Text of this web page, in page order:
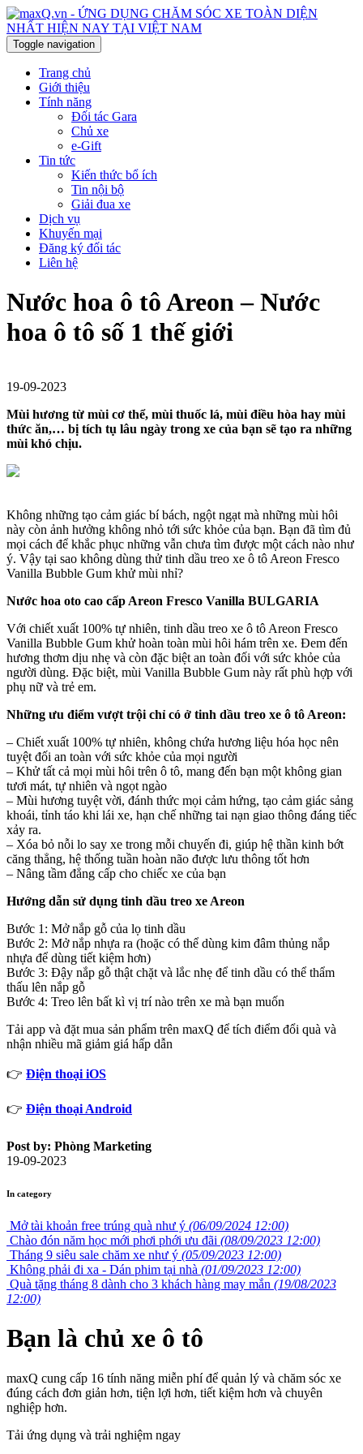
Toggle navigation
Trang chủ
Giới thiệu
Tính năng
Đối tác Gara
Chủ xe
e-Gift
Tin tức
Kiến thức bổ ích
Tin nội bộ
Giải đua xe
Dịch vụ
Khuyến mại
Đăng ký đối tác
Liên hệ
Nước hoa ô tô Areon – Nước
hoa ô tô số 1 thế giới
19-09-2023
Mùi hương từ mùi cơ thể, mùi thuốc lá, mùi điều hòa hay mùi
thức ăn,… bị tích tụ lâu ngày trong xe của bạn sẽ tạo ra những
mùi khó chịu.
Không những tạo cảm giác bí bách, ngột ngạt mà những mùi hôi
này còn ảnh hưởng không nhỏ tới sức khỏe của bạn. Bạn đã tìm đủ
mọi cách để khắc phục những vẫn chưa tìm được một cách nào như
ý. Vậy tại sao không dùng thử tinh dầu treo xe ô tô Areon Fresco
Vanilla Bubble Gum khử mùi nhỉ?
Nước hoa oto cao cấp Areon Fresco Vanilla BULGARIA
Với chiết xuất 100% tự nhiên, tinh dầu treo xe ô tô Areon Fresco
Vanilla Bubble Gum khử hoàn toàn mùi hôi hám trên xe. Đem đến
hương thơm dịu nhẹ và còn đặc biệt an toàn đối với sức khỏe của
người dùng. Đặc biệt, mùi Vanilla Bubble Gum này rất phù hợp với
phụ nữ và trẻ em.
Những ưu điểm vượt trội chỉ có ở tinh dầu treo xe ô tô Areon:
– Chiết xuất 100% tự nhiên, không chứa hương liệu hóa học nên
tuyệt đối an toàn với sức khỏe của mọi người
– Khử tất cả mọi mùi hôi trên ô tô, mang đến bạn một không gian
tươi mát, tự nhiên và ngọt ngào
– Mùi hương tuyệt vời, đánh thức mọi cảm hứng, tạo cảm giác sảng
khoái, tỉnh táo khi lái xe, hạn chế những tai nạn giao thông đáng tiếc
xảy ra.
– Xóa bỏ nỗi lo say xe trong mỗi chuyến đi, giúp hệ thần kinh bớt
căng thẳng, hệ thống tuần hoàn não được lưu thông tốt hơn
– Nâng tầm đẳng cấp cho chiếc xe của bạn
Hướng dẫn sử dụng tinh dầu treo xe Areon
Bước 1: Mở nắp gỗ của lọ tinh dầu
Bước 2: Mở nắp nhựa ra (hoặc có thể dùng kim đâm thủng nắp
nhựa để dùng tiết kiệm hơn)
Bước 3: Đậy nắp gỗ thật chặt và lắc nhẹ để tinh dầu có thể thẩm
thấu lên nắp gỗ
Bước 4: Treo lên bất kì vị trí nào trên xe mà bạn muốn
Tải app và đặt mua sản phẩm trên maxQ để tích điểm đổi quà và
nhận nhiều mã giảm giá hấp dẫn
👉 Điện thoại iOS
👉 Điện thoại Android
Post by: Phòng Marketing
19-09-2023
In category
Mở tài khoản free trúng quà như ý (06/09/2024 12:00)
Chào đón năm học mới phơi phới ưu đãi (08/09/2023 12:00)
Tháng 9 siêu sale chăm xe như ý (05/09/2023 12:00)
Không phải đi xa - Dán phim tại nhà (01/09/2023 12:00)
Quà tặng tháng 8 dành cho 3 khách hàng may mắn (19/08/2023
12:00)
Bạn là chủ xe ô tô
maxQ cung cấp 16 tính năng miễn phí để quản lý và chăm sóc xe
đúng cách đơn giản hơn, tiện lợi hơn, tiết kiệm hơn và chuyên
nghiệp hơn.
Tải ứng dụng và trải nghiệm ngay